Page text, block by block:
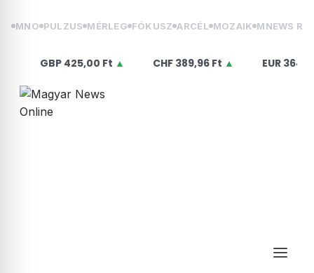
content
MNO PULZUS MÉRLEG FÓKUSZ ARCÉL MOZAIK MNEWS
425,00 Ft ▲ CHF 389,96 Ft▲ EUR 364,50 Ft▲